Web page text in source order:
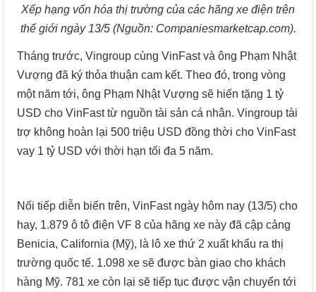
Xếp hạng vốn hóa thị trường của các hãng xe điện trên
thế giới ngày 13/5 (Nguồn: Companiesmarketcap.com).
Tháng trước, Vingroup cùng VinFast và ông Phạm Nhật
Vượng đã ký thỏa thuận cam kết. Theo đó, trong vòng
một năm tới, ông Phạm Nhật Vượng sẽ hiến tặng 1 tỷ
USD cho VinFast từ nguồn tài sản cá nhân. Vingroup tài
trợ không hoàn lại 500 triệu USD đồng thời cho VinFast
vay 1 tỷ USD với thời hạn tối đa 5 năm.
Nối tiếp diễn biến trên, VinFast ngày hôm nay (13/5) cho
hay, 1.879 ô tô điện VF 8 của hãng xe này đã cập cảng
Benicia, California (Mỹ), là lô xe thứ 2 xuất khẩu ra thị
trường quốc tế. 1.098 xe sẽ được bàn giao cho khách
hàng Mỹ. 781 xe còn lại sẽ tiếp tục được vận chuyển tới